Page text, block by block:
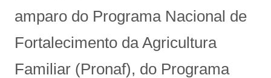
amparo do Programa Nacional de
Fortalecimento da Agricultura
Familiar (Pronaf), do Programa